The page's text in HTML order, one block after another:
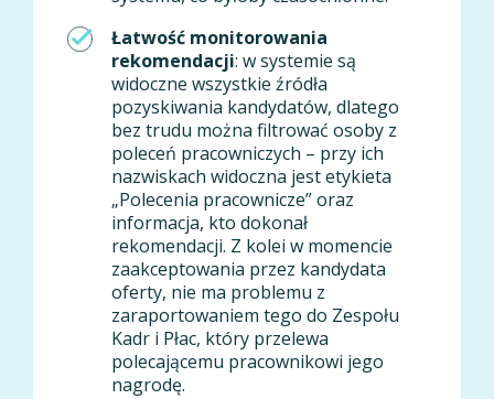
Łatwość monitorowania
rekomendacji: w systemie są
widoczne wszystkie źródła
pozyskiwania kandydatów, dlatego
bez trudu można filtrować osoby z
poleceń pracowniczych – przy ich
nazwiskach widoczna jest etykieta
„Polecenia pracownicze” oraz
informacja, kto dokonał
rekomendacji. Z kolei w momencie
zaakceptowania przez kandydata
oferty, nie ma problemu z
zaraportowaniem tego do Zespołu
Kadr i Płac, który przelewa
polecającemu pracownikowi jego
nagrodę.